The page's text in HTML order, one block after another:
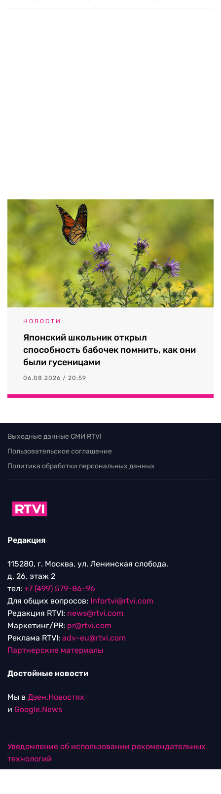
НОВОСТИ
Японский школьник открыл
способность бабочек помнить, как они
были гусеницами
06.08.2026 / 20:59
Выходные данные СМИ RTVI
Пользовательское соглашение
Политика обработки персональных данных
Редакция
115280, г. Москва, ул. Ленинская слобода,
д. 26, этаж 2
тел: +7 (499) 579-86-96
Для общих вопросов: Infortvi@rtvi.com
Редакция RTVI: news@rtvi.com
Маркетинг/PR: pr@rtvi.com
Реклама RTVI: adv-eu@rtvi.com
Партнерские материалы
Достойные новости
Мы в Дзен.Новостях
и Google.News
Уведомление об использовании рекомендательных
технологий